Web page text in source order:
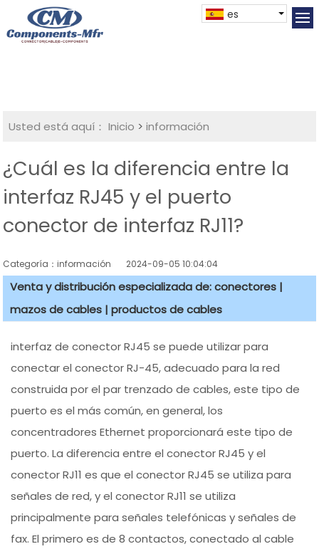
es
Usted está aquí： Inicio >información
¿Cuál es la diferencia entre la
interfaz RJ45 y el puerto
conector de interfaz RJ11?
Categoría：información 2024-09-05 10:04:04
Venta y distribución especializada de: conectores |
mazos de cables | productos de cables
interfaz de conector RJ45 se puede utilizar para
conectar el conector RJ-45, adecuado para la red
construida por el par trenzado de cables, este tipo de
puerto es el más común, en general, los
concentradores Ethernet proporcionará este tipo de
puerto. La diferencia entre el conector RJ45 y el
conector RJ11 es que el conector RJ45 se utiliza para
señales de red, y el conector RJ11 se utiliza
principalmente para señales telefónicas y señales de
fax. El primero es de 8 contactos, conectado al cable